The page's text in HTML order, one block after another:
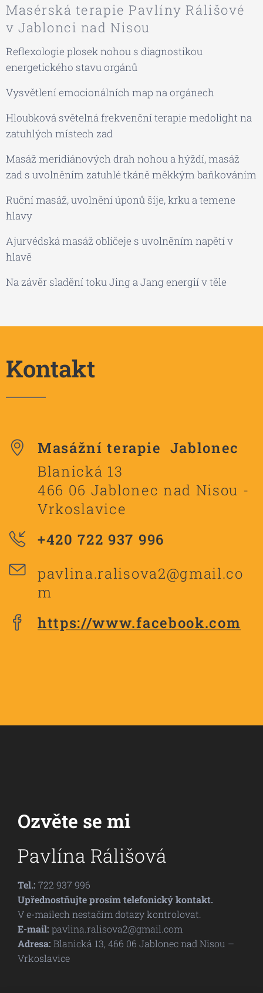
Masérská terapie Pavlíny Rálišové
v Jablonci nad Nisou
Reflexologie plosek nohou s diagnostikou
energetického stavu orgánů
Vysvětlení emocionálních map na orgánech
Hloubková světelná frekvenční terapie medolight na
zatuhlých místech zad
Masáž meridiánových drah nohou a hýždí, masáž
zad s uvolněním zatuhlé tkáně měkkým baňkováním
Ruční masáž, uvolnění úponů šíje, krku a temene
hlavy
Ajurvédská masáž obličeje s uvolněním napětí v
hlavě
Na závěr sladění toku Jing a Jang energií v těle
Kontakt
Masážní terapie Jablonec
Blanická 13
466 06 Jablonec nad Nisou -
Vrkoslavice
+420722 937 996
pavlina.ralisova2@gmail.co
m
https://www.facebook.com
Ozvěte se mi
Pavlína Rálišová
Tel.: 722 937 996
Upřednostňujte prosím telefonický kontakt.
V e-mailech nestačím dotazy kontrolovat.
E-mail: pavlina.ralisova2@gmail.com
Adresa: Blanická 13, 466 06 Jablonec nad Nisou –
Vrkoslavice